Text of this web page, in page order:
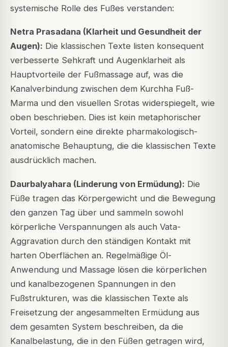
systemische Rolle des Fußes verstanden:
Netra Prasadana (Klarheit und Gesundheit der
Augen): Die klassischen Texte listen konsequent
verbesserte Sehkraft und Augenklarheit als
Hauptvorteile der Fußmassage auf, was die
Kanalverbindung zwischen dem Kurchha Fuß-
Marma und den visuellen Srotas widerspiegelt, wie
oben beschrieben. Dies ist kein metaphorischer
Vorteil, sondern eine direkte pharmakologisch-
anatomische Behauptung, die die klassischen Texte
ausdrücklich machen.
Daurbalyahara (Linderung von Ermüdung): Die
Füße tragen das Körpergewicht und die Bewegung
den ganzen Tag über und sammeln sowohl
körperliche Verspannungen als auch Vata-
Aggravation durch den ständigen Kontakt mit
harten Oberflächen an. Regelmäßige Öl-
Anwendung und Massage lösen die körperlichen
und kanalbezogenen Spannungen in den
Fußstrukturen, was die klassischen Texte als
Freisetzung der angesammelten Ermüdung aus
dem gesamten System beschreiben, da die
Kanalbelastung, die in den Füßen getragen wird,